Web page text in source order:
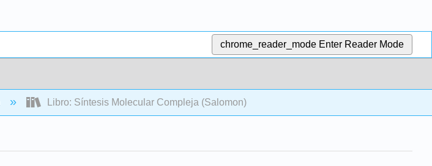
chrome_reader_mode Enter Reader Mode
Libro: Síntesis Molecular Compleja (Salomon)